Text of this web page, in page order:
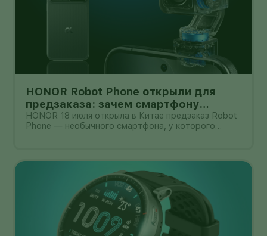
HONOR Robot Phone открыли для
предзаказа: зачем смартфону
камера на роботизированной руке
HONOR 18 июля открыла в Китае предзаказ Robot
Phone — необычного смартфона, у которого